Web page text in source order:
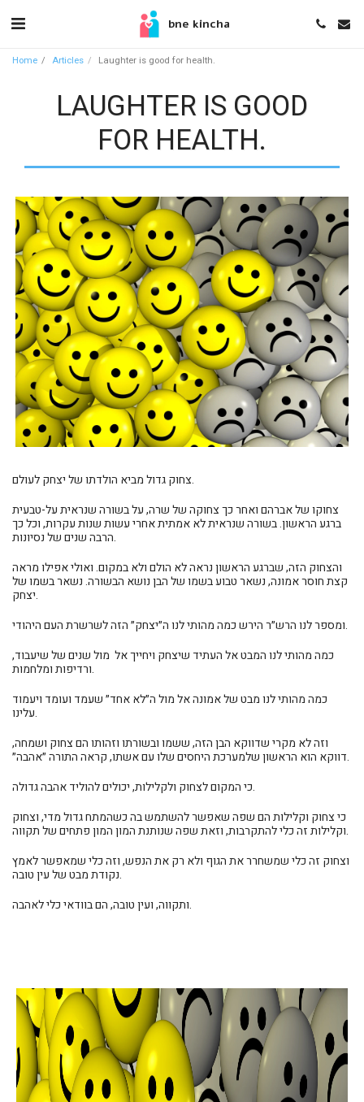
bne kincha
Home Articles Laughter is good for health.
LAUGHTER IS GOOD
FOR HEALTH.
צחוק גדול מביא הולדתו של יצחק לעולם.
צחוקו של אברהם ואחר כך צחוקה של שרה, על בשורה שנראית על-טבעית
ברגע הראשון. בשורה שנראית לא אמתית אחרי עשות שנות עקרות, וכל כך
הרבה שנים של נסיונות.
והצחוק הזה, שברגע הראשון נראה לא הולם ולא במקום. ואולי אפילו מראה
קצת חוסר אמונה, נשאר טבוע בשמו של הבן נושא הבשורה. נשאר בשמו של
יצחק.
ומספר לנו הרש״ר הירש כמה מהותי לנו ה״יצחק״ הזה לשרשרת העם היהודי.
כמה מהותי לנו המבט אל העתיד שיצחק ויחייך אל מול שנים של שיעבוד,
ורדיפות ומלחמות.
כמה מהותי לנו מבט של אמונה אל מול ה״לא אחד״ שעמד ועומד ויעמוד
עלינו.
וזה לא מקרי שדווקא הבן הזה, ששמו ובשורתו וזהותו הם צחוק ושמחה,
דווקא הוא הראשון שלמערכת היחסים שלו עם אשתו, קראה התורה ״אהבה״.
כי המקום לצחוק ולקלילות, יכולים להוליד אהבה גדולה.
כי צחוק וקלילות הם שפה שאפשר להשתמש בה כשהמתח גדול מדי, וצחוק
וקלילות זה כלי להתקרבות, וזאת שפה שנותנת המון המון פתחים של תקווה.
וצחוק זה כלי שמשחרר את הגוף ולא רק את הנפש, וזה כלי שמאפשר לאמץ
נקודת מבט של עין טובה.
ותקווה, ועין טובה, הם בוודאי כלי לאהבה.